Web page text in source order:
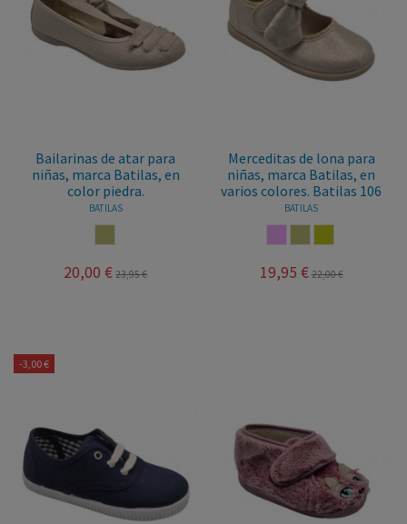
Bailarinas de atar para
niñas, marca Batilas, en
color piedra.
BATILAS
20,00 € 23,95 €
Merceditas de lona para
niñas, marca Batilas, en
varios colores. Batilas 106
BATILAS
19,95 € 22,00 €
-3,00 €